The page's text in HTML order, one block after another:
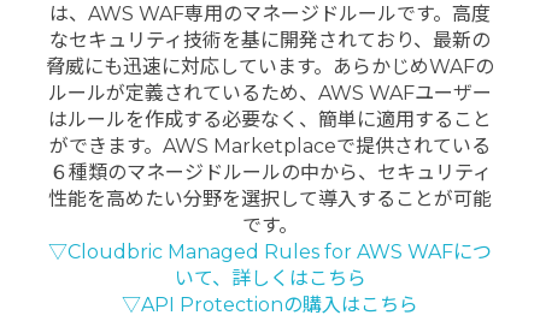
は、AWS WAF専用のマネージドルールです。高度
なセキュリティ技術を基に開発されており、最新の
脅威にも迅速に対応しています。あらかじめWAFの
ルールが定義されているため、AWS WAFユーザー
はルールを作成する必要なく、簡単に適用すること
ができます。AWS Marketplaceで提供されている
６種類のマネージドルールの中から、セキュリティ
性能を高めたい分野を選択して導入することが可能
です。
▽Cloudbric Managed Rules for AWS WAFにつ
いて、詳しくはこちら
▽API Protectionの購入はこちら